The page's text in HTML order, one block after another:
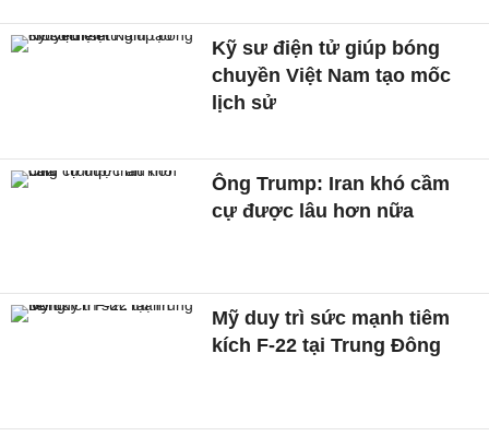
Kỹ sư điện tử giúp bóng
chuyền Việt Nam tạo mốc
lịch sử
Ông Trump: Iran khó cầm
cự được lâu hơn nữa
Mỹ duy trì sức mạnh tiêm
kích F-22 tại Trung Đông